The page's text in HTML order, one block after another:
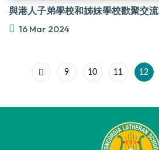
與港人子弟學校和姊妹學校歡聚交流
16 Mar 2024
9 10 11 12